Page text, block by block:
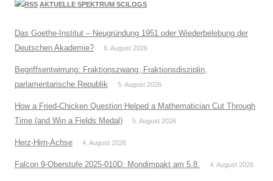
AKTUELLE SPEKTRUM SCILOGS
Das Goethe-Institut – Neugründung 1951 oder Wiederbelebung der
Deutschen Akademie?
6. August 2026
Begriffsentwirrung: Fraktionszwang, Fraktionsdisziplin,
parlamentarische Republik
5. August 2026
How a Fried-Chicken Question Helped a Mathematician Cut Through
Time (and Win a Fields Medal)
5. August 2026
Herz-Hirn-Achse 4. August 2026
Falcon 9-Oberstufe 2025-010D: Mondimpakt am 5.8. 4. August 2026